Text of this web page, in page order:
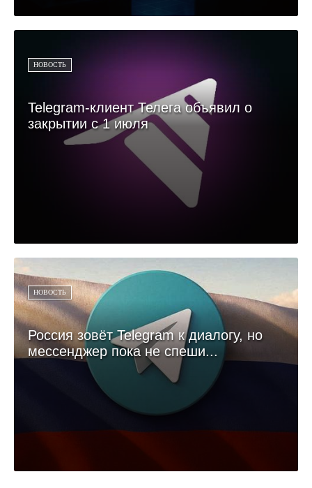
НОВОСТЬ
Telegram-клиент Телега объявил о
закрытии с 1 июля
НОВОСТЬ
Россия зовёт Telegram к диалогу, но
мессенджер пока не спеши...